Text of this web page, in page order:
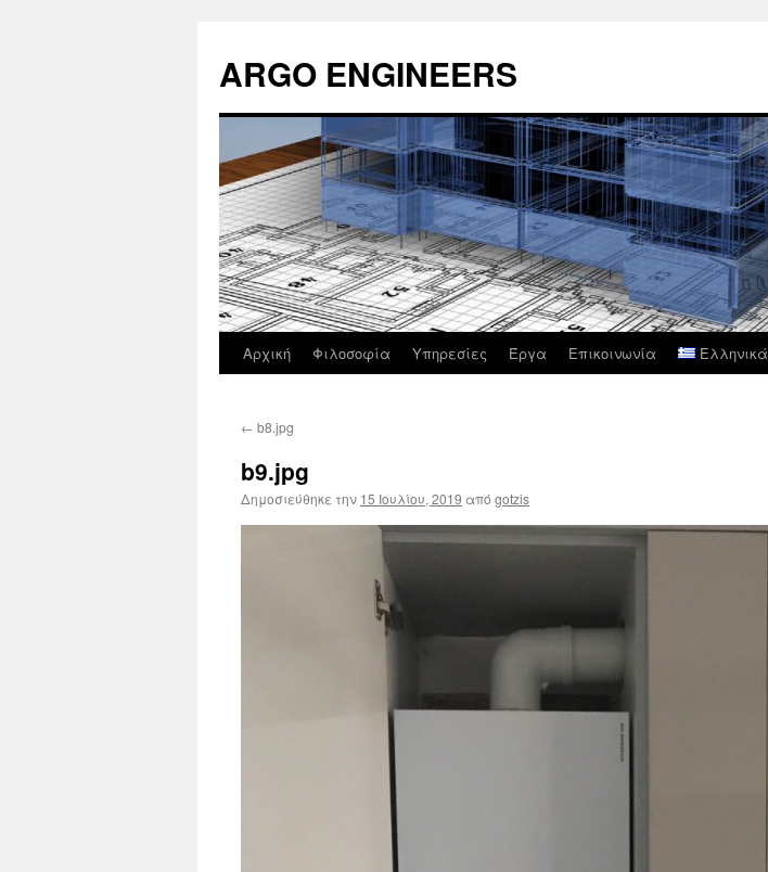
περιεχόμενο
ARGO ENGINEERS
Αρχική Φιλοσοφία Υπηρεσίες Έργα Επικοινωνία Ελληνικά
← b8.jpg
b9.jpg
Δημοσιεύθηκε την 15 Ιουλίου, 2019 από gotzis